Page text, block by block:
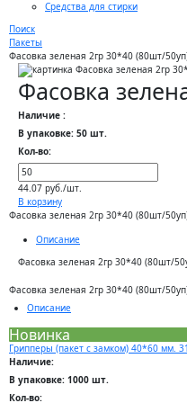
Средства для стирки
Поиск
Пакеты
Фасовка зеленая 2гр 30*40 (80шт/
Фасовка
Наличие :
В упаковке: 50 шт.
Кол-во:
44.07 руб./шт.
В корзину
Фасовка зеленая 2гр 30*40 (80шт/
Описание
Фасовка зеленая 2гр 30*40 (80шт/
Фасовка зеленая 2гр 30*40 (80шт/
Описание
Новинка
Грипперы (пакет с замком) 40*60 мм.
Наличие:
В упаковке: 1000 шт.
Кол-во: